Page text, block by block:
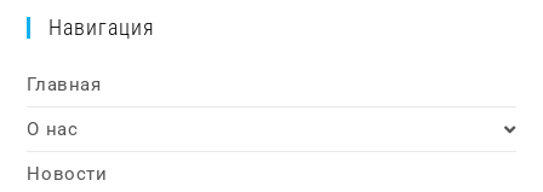
Навигация
Главная
О нас
Новости